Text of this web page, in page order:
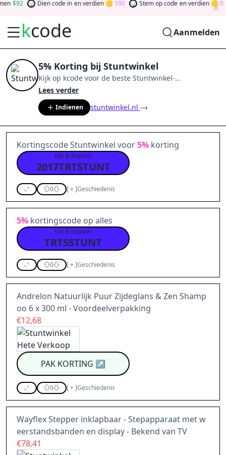
92 Dien code in en verdien 100 Stem op code en verdien 0
kcode Aanmelden
5% Korting bij Stuntwinkel
Kijk op kcode voor de beste Stuntwinkel-
aanbiedingen van
community en verdien tokens door bij te dragen via
stemmen, testen, delen en meer.
Glücksklee und gewinnen Sie Geld
Lees verder
Indienen stuntwinkel.nl
Kortingscode Stuntwinkel voor5% korting
klik & kopieer
2017TRTSTUNT
0 [+]Geschiedenis
5% kortingscode op alles
klik & kopieer
TRT5STUNT
0 [+]Geschiedenis
Andrelon Natuurlijk Puur Zijdeglans & Zen Shamp
oo 6 x 300 ml - Voordeelverpakking
€12,68
PAK KORTING ↗
0 [+]Geschiedenis
Wayflex Stepper inklapbaar - Stepapparaat met w
eerstandsbanden en display - Bekend van TV
€78,41